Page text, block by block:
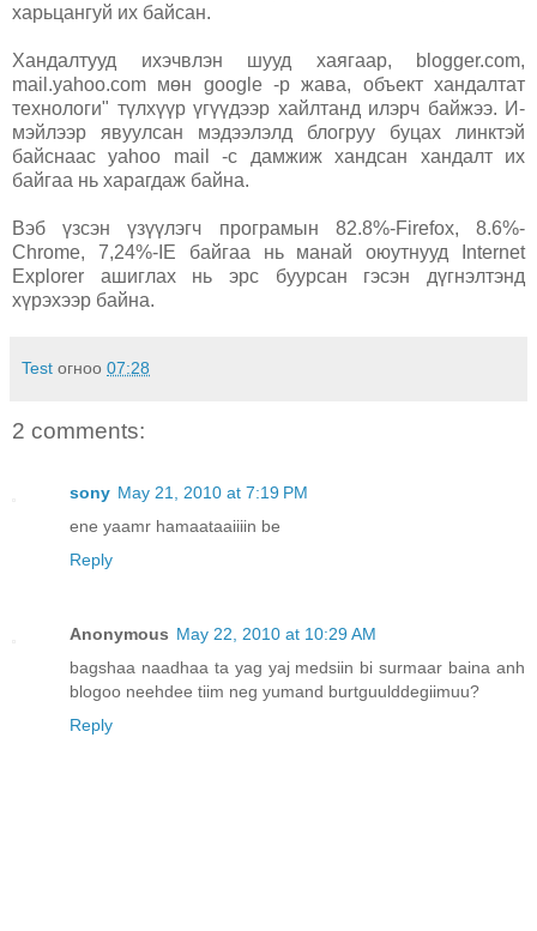
харьцангуй их байсан.
Хандалтууд ихэчвлэн шууд хаягаар, blogger.com,
mail.yahoo.com мөн google -р жава, объект хандалтат
технологи" түлхүүр үгүүдээр хайлтанд илэрч байжээ. И-
мэйлээр явуулсан мэдээлэлд блогруу буцах линктэй
байснаас yahoo mail -с дамжиж хандсан хандалт их
байгаа нь харагдаж байна.
Вэб үзсэн үзүүлэгч програмын 82.8%-Firefox, 8.6%-
Chrome, 7,24%-IE байгаа нь манай оюутнууд Internet
Explorer ашиглах нь эрс буурсан гэсэн дүгнэлтэнд
хүрэхээр байна.
Test огноо 07:28
2 comments:
sony May 21, 2010 at 7:19 PM
ene yaamr hamaataaiiiin be
Reply
Anonymous May 22, 2010 at 10:29 AM
bagshaa naadhaa ta yag yaj medsiin bi surmaar baina anh
blogoo neehdee tiim neg yumand burtguulddegiimuu?
Reply